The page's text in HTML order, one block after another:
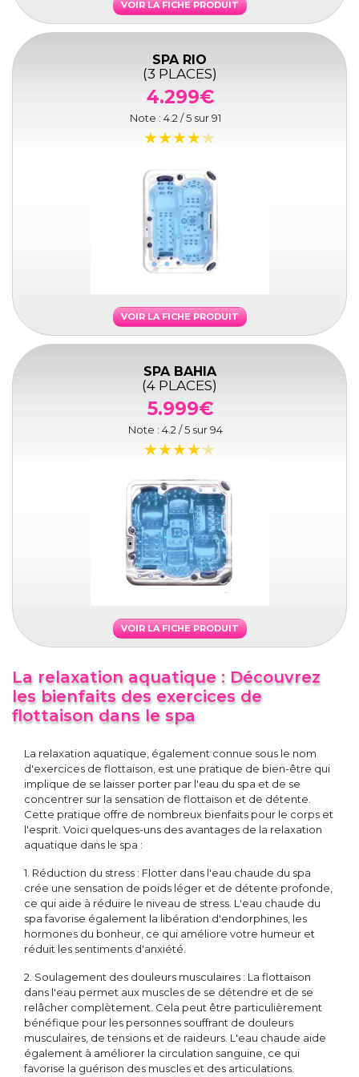
VOIR LA FICHE PRODUIT
SPA RIO
(3 PLACES)
4.299€
Note : 4.2 / 5 sur91
VOIR LA FICHE PRODUIT
SPA BAHIA
(4 PLACES)
5.999€
Note : 4.2 / 5 sur94
VOIR LA FICHE PRODUIT
La relaxation aquatique : Découvrez
les bienfaits des exercices de
flottaison dans le spa
La relaxation aquatique, également connue sous le nom
d'exercices de flottaison, est une pratique de bien-être qui
implique de se laisser porter par l'eau du spa et de se
concentrer sur la sensation de flottaison et de détente.
Cette pratique offre de nombreux bienfaits pour le corps et
l'esprit. Voici quelques-uns des avantages de la relaxation
aquatique dans le spa :
1. Réduction du stress : Flotter dans l'eau chaude du spa
crée une sensation de poids léger et de détente profonde,
ce qui aide à réduire le niveau de stress. L'eau chaude du
spa favorise également la libération d'endorphines, les
hormones du bonheur, ce qui améliore votre humeur et
réduit les sentiments d'anxiété.
2. Soulagement des douleurs musculaires : La flottaison
dans l'eau permet aux muscles de se détendre et de se
relâcher complètement. Cela peut être particulièrement
bénéfique pour les personnes souffrant de douleurs
musculaires, de tensions et de raideurs. L'eau chaude aide
également à améliorer la circulation sanguine, ce qui
favorise la guérison des muscles et des articulations.